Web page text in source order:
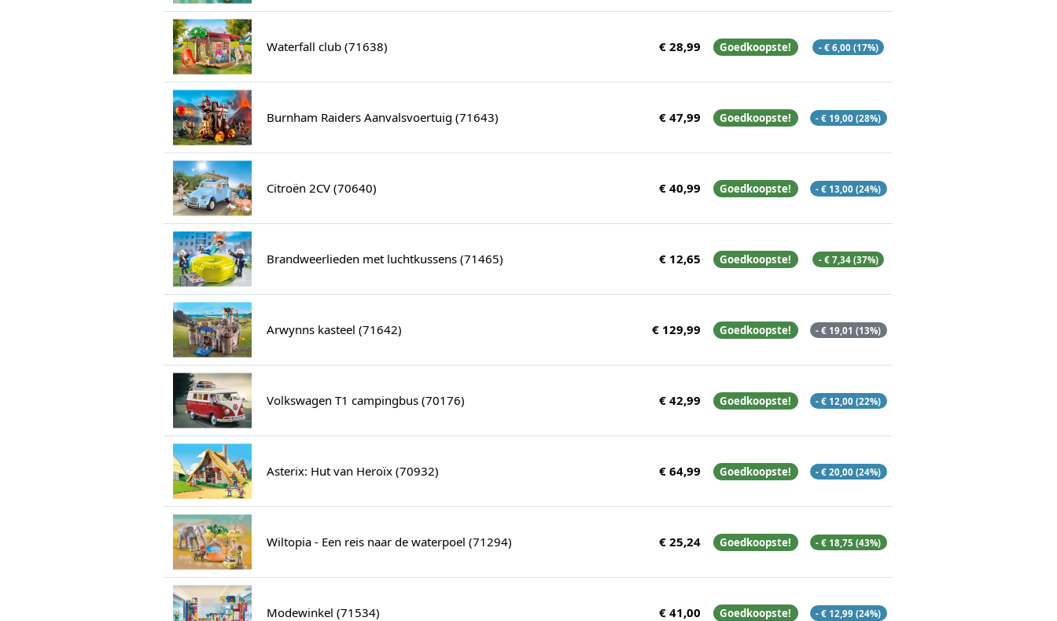
Waterfall club (71638) € 28,99 Goedkoopste! - € 6,00 (17%)
Burnham Raiders Aanvalsvoertuig (71643) € 47,99 Goedkoopste! - € 19,00 (28%)
Citroën 2CV (70640) € 40,99 Goedkoopste! - € 13,00 (24%)
Brandweerlieden met luchtkussens (71465) € 12,65 Goedkoopste! - € 7,34 (37%)
Arwynns kasteel (71642) € 129,99 Goedkoopste! - € 19,01 (13%)
Volkswagen T1 campingbus (70176) € 42,99 Goedkoopste! - € 12,00 (22%)
Asterix: Hut van Heroïx (70932) € 64,99 Goedkoopste! - € 20,00 (24%)
Wiltopia - Een reis naar de waterpoel (71294) € 25,24 Goedkoopste! - € 18,75 (43%)
Modewinkel (71534) € 41,00 Goedkoopste! - € 12,99 (24%)